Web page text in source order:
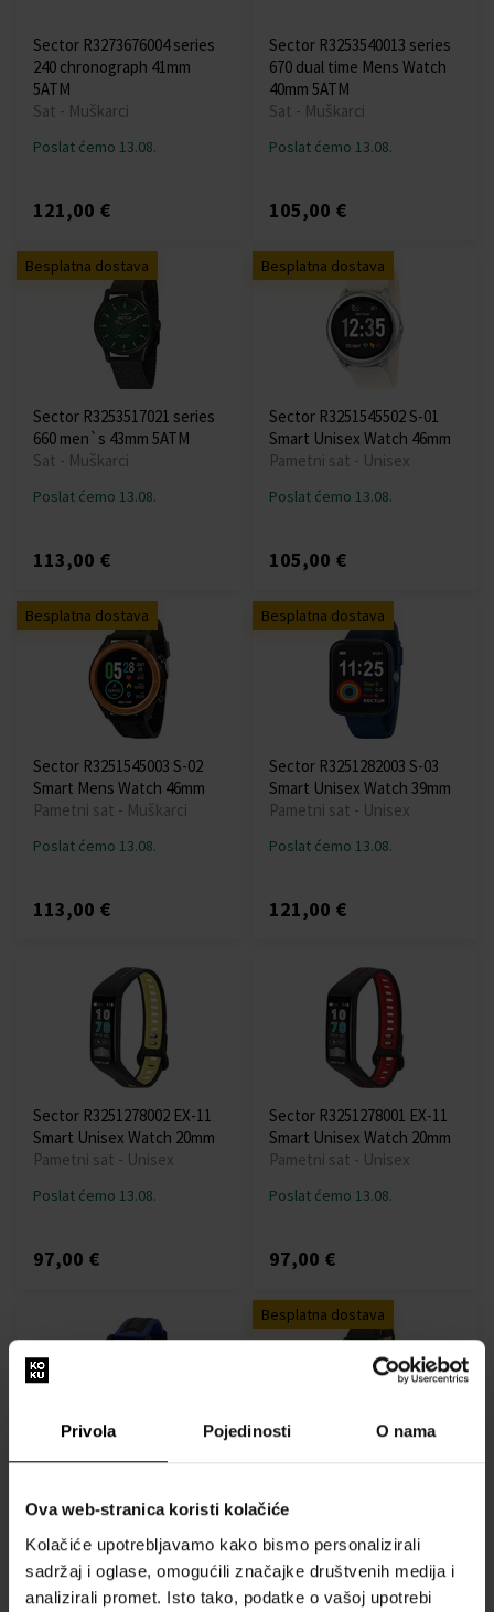
Privola Pojedinosti O nama
Ova web-stranica koristi kolačiće
Kolačiće upotrebljavamo kako bismo personalizirali
sadržaj i oglase, omogućili značajke društvenih medija i
analizirali promet. Isto tako, podatke o vašoj upotrebi
Sector R3273676004 series
240 chronograph 41mm
5ATM
Sat - Muškarci
Poslat ćemo 13.08.
121,00 €
Sector R3253540013 series
670 dual time Mens Watch
40mm 5ATM
Sat - Muškarci
Poslat ćemo 13.08.
105,00 €
Besplatna dostava
Sector R3253517021 series
660 men`s 43mm 5ATM
Sat - Muškarci
Poslat ćemo 13.08.
113,00 €
Besplatna dostava
Sector R3251545502 S-01
Smart Unisex Watch 46mm
Pametni sat - Unisex
Poslat ćemo 13.08.
105,00 €
Besplatna dostava
Sector R3251545003 S-02
Smart Mens Watch 46mm
Pametni sat - Muškarci
Poslat ćemo 13.08.
113,00 €
Besplatna dostava
Sector R3251282003 S-03
Smart Unisex Watch 39mm
Pametni sat - Unisex
Poslat ćemo 13.08.
121,00 €
Sector R3251278002 EX-11
Smart Unisex Watch 20mm
Pametni sat - Unisex
Poslat ćemo 13.08.
97,00 €
Sector R3251278001 EX-11
Smart Unisex Watch 20mm
Pametni sat - Unisex
Poslat ćemo 13.08.
97,00 €
Sector R3251197061
40mm 10ATM
Poslat ćemo 13.08.
Besplatna dostava
Sector R3251517001 660
43mm 5ATM
Poslat ćemo 13.08.